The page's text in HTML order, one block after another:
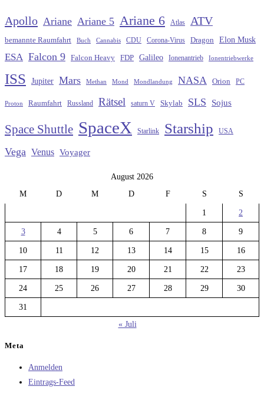
Apollo Ariane Ariane 5 Ariane 6 Atlas ATV
bemannte Raumfahrt Buch Cannabis CDU Corona-Virus Dragon Elon Musk
ESA Falcon 9 Falcon Heavy FDP Galileo Ionenantrieb Ionentriebwerke
ISS Jupiter Mars Methan Mond Mondlandung NASA Orion PC
Proton Raumfahrt Russland Rätsel saturn V Skylab SLS Sojus
Space Shuttle SpaceX Starlink Starship USA
Vega Venus Voyager
August 2026
M
D M D F S S
1 2
3 4 5 6 7 8 9
10 11 12 13 14 15 16
17 18 19 20 21 22 23
24 25 26 27 28 29 30
31
« Juli
Meta
Anmelden
Eintrags-Feed